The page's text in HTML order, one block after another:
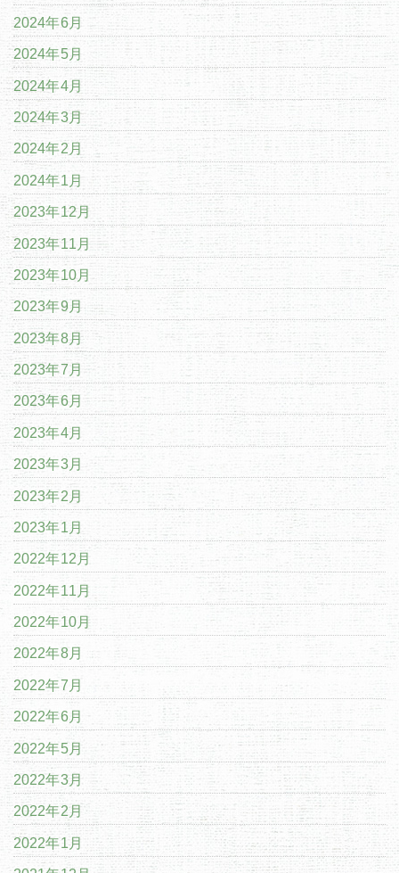
2024年6月
2024年5月
2024年4月
2024年3月
2024年2月
2024年1月
2023年12月
2023年11月
2023年10月
2023年9月
2023年8月
2023年7月
2023年6月
2023年4月
2023年3月
2023年2月
2023年1月
2022年12月
2022年11月
2022年10月
2022年8月
2022年7月
2022年6月
2022年5月
2022年3月
2022年2月
2022年1月